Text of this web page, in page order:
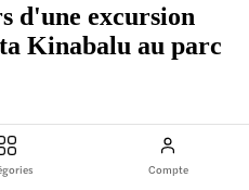
Compte
d'une excursion
Kinabalu au parc